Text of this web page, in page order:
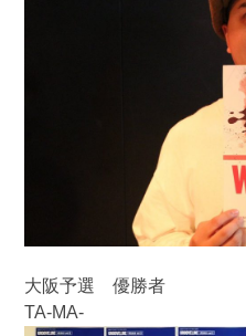
大阪予選 優勝者
TA-MA-